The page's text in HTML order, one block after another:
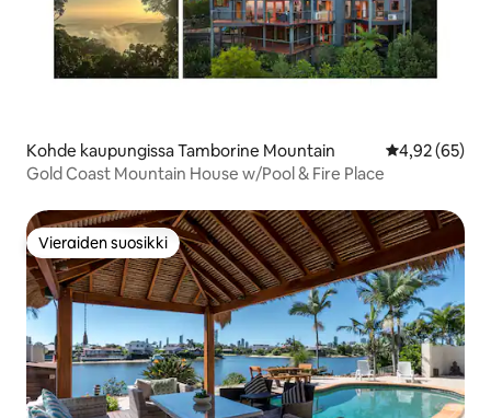
Kohde kaupungissa Tamborine Mountain
4,92 (65)
Gold Coast Mountain House w/Pool & Fire Place
Vieraiden suosikki
Vieraiden suosikki